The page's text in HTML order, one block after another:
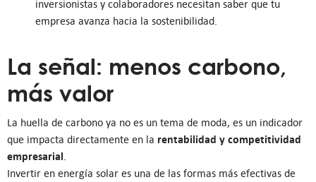
inversionistas y colaboradores necesitan saber que tu
empresa avanza hacia la sostenibilidad.
La señal: menos carbono,
más valor
La huella de carbono ya no es un tema de moda, es un indicador
que impacta directamente en la rentabilidad y competitividad
empresarial.
Invertir en energía solar es una de las formas más efectivas de